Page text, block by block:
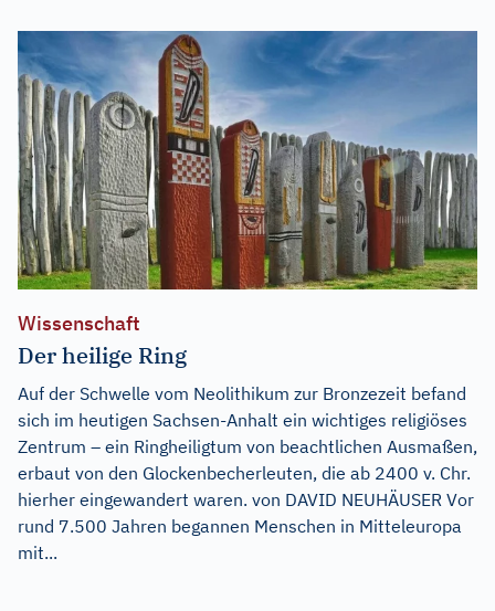
Wissenschaft
Der heilige Ring
Auf der Schwelle vom Neolithikum zur Bronzezeit befand
sich im heutigen Sachsen-Anhalt ein wichtiges religiöses
Zentrum – ein Ringheiligtum von beachtlichen Ausmaßen,
erbaut von den Glockenbecherleuten, die ab 2400 v. Chr.
hierher eingewandert waren. von DAVID NEUHÄUSER Vor
rund 7.500 Jahren begannen Menschen in Mitteleuropa
mit...